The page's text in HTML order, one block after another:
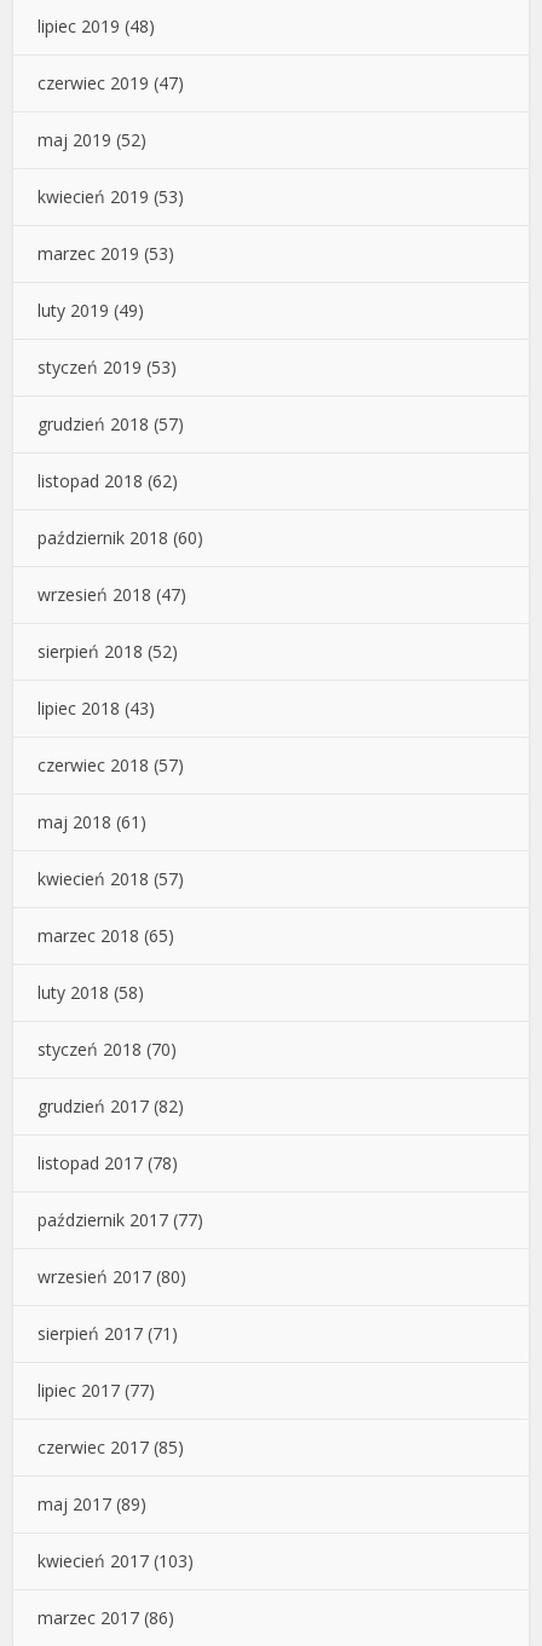
lipiec 2019 (48)
czerwiec 2019 (47)
maj 2019 (52)
kwiecień 2019 (53)
marzec 2019 (53)
luty 2019 (49)
styczeń 2019 (53)
grudzień 2018 (57)
listopad 2018 (62)
październik 2018 (60)
wrzesień 2018 (47)
sierpień 2018 (52)
lipiec 2018 (43)
czerwiec 2018 (57)
maj 2018 (61)
kwiecień 2018 (57)
marzec 2018 (65)
luty 2018 (58)
styczeń 2018 (70)
grudzień 2017 (82)
listopad 2017 (78)
październik 2017 (77)
wrzesień 2017 (80)
sierpień 2017 (71)
lipiec 2017 (77)
czerwiec 2017 (85)
maj 2017 (89)
kwiecień 2017 (103)
marzec 2017 (86)